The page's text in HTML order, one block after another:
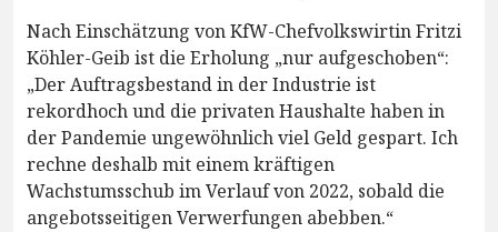
Nach Einschätzung von KfW-Chefvolkswirtin Fritzi
Köhler-Geib ist die Erholung „nur aufgeschoben“:
„Der Auftragsbestand in der Industrie ist
rekordhoch und die privaten Haushalte haben in
der Pandemie ungewöhnlich viel Geld gespart. Ich
rechne deshalb mit einem kräftigen
Wachstumsschub im Verlauf von 2022, sobald die
angebotsseitigen Verwerfungen abebben.“